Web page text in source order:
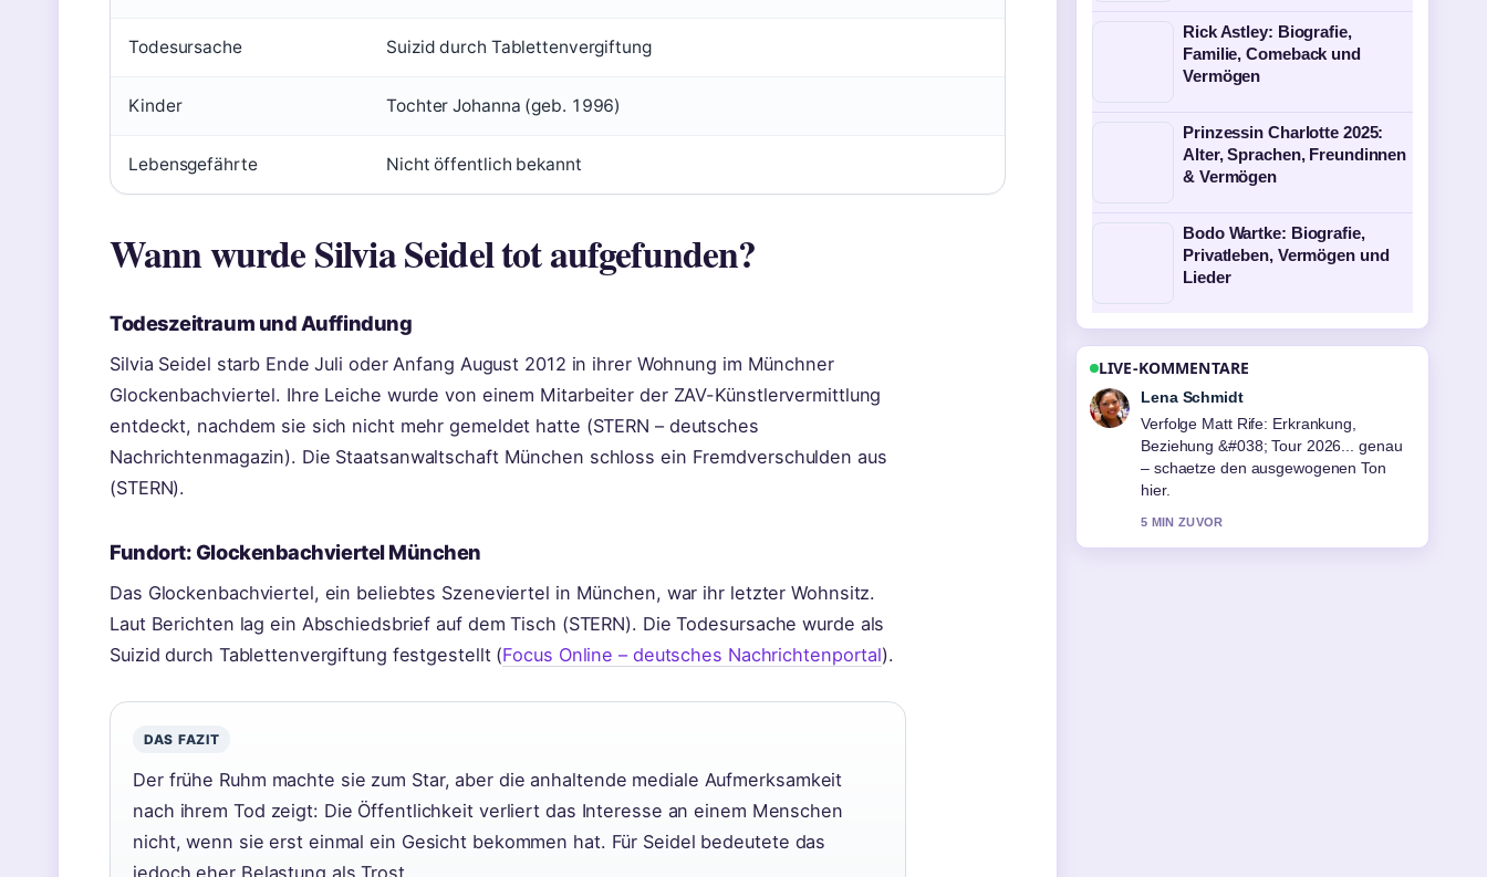
Todesursache Suizid durch Tablettenvergiftung
Kinder Tochter Johanna (geb. 1996)
Lebensgefährte Nicht öffentlich bekannt
Wann wurde Silvia Seidel tot aufgefunden?
Todeszeitraum und Auffindung
Silvia Seidel starb Ende Juli oder Anfang August 2012 in ihrer Wohnung im Münchner
Glockenbachviertel. Ihre Leiche wurde von einem Mitarbeiter der ZAV-Künstlervermittlung
entdeckt, nachdem sie sich nicht mehr gemeldet hatte (STERN – deutsches
Nachrichtenmagazin). Die Staatsanwaltschaft München schloss ein Fremdverschulden aus
(STERN).
Fundort: Glockenbachviertel München
Das Glockenbachviertel, ein beliebtes Szeneviertel in München, war ihr letzter Wohnsitz.
Laut Berichten lag ein Abschiedsbrief auf dem Tisch (STERN). Die Todesursache wurde als
Suizid durch Tablettenvergiftung festgestellt (Focus Online – deutsches Nachrichtenportal).
DAS FAZIT
Der frühe Ruhm machte sie zum Star, aber die anhaltende mediale Aufmerksamkeit
nach ihrem Tod zeigt: Die Öffentlichkeit verliert das Interesse an einem Menschen
nicht, wenn sie erst einmal ein Gesicht bekommen hat. Für Seidel bedeutete das
jedoch eher Belastung als Trost.
Rick Astley: Biografie,
Familie, Comeback und
Vermögen
Prinzessin Charlotte 2025:
Alter, Sprachen, Freundinnen
& Vermögen
Bodo Wartke: Biografie,
Privatleben, Vermögen und
Lieder
LIVE-KOMMENTARE
Felix Meyer
Hilfreicher Kontext zu Jette Nietzard:
Ex-Chefin der Grünen Jugend im....
Bitte haltet diesen Liveticker aktuell.
7 MIN ZUVOR